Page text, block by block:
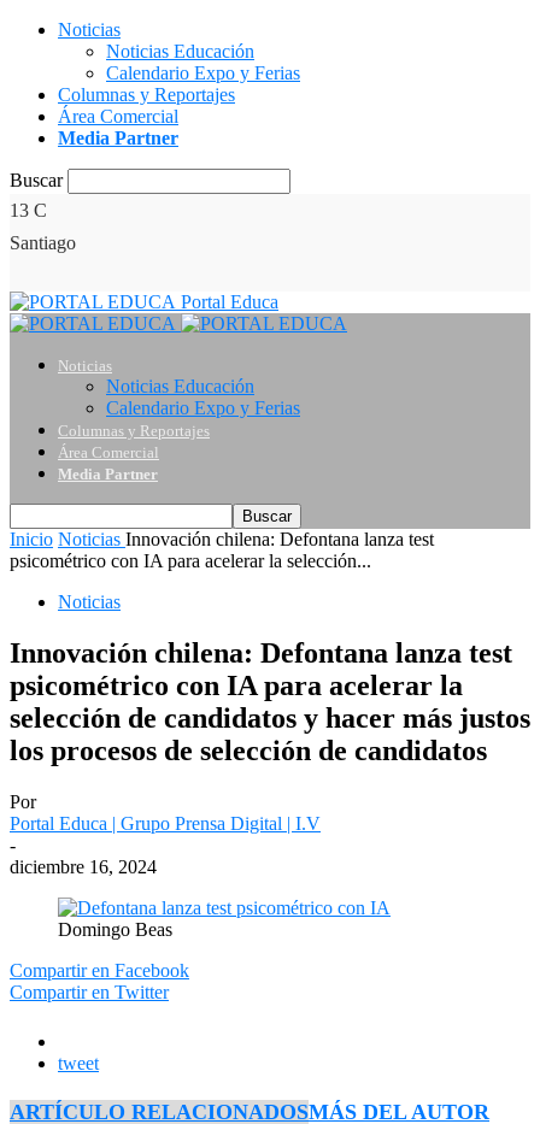
Noticias
Noticias Educación
Calendario Expo y Ferias
Columnas y Reportajes
Área Comercial
Media Partner
Buscar
13 C
Santiago
Portal Educa
Noticias
Noticias Educación
Calendario Expo y Ferias
Columnas y Reportajes
Área Comercial
Media Partner
Inicio Noticias Innovación chilena: Defontana lanza test
psicométrico con IA para acelerar la selección...
Noticias
Innovación chilena: Defontana lanza test
psicométrico con IA para acelerar la
selección de candidatos y hacer más justos
los procesos de selección de candidatos
Por
Portal Educa | Grupo Prensa Digital | I.V
-
diciembre 16, 2024
Domingo Beas
Compartir en Facebook
Compartir en Twitter
tweet
ARTÍCULO RELACIONADOSMÁS DEL AUTOR